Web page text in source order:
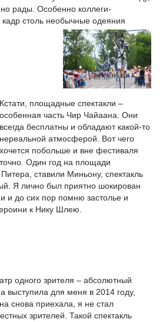
рады. Особенно коллеги-
столь необычные одеяния
Кстати, площадные спектакли –
особенная часть Чир Чайаана. Они
всегда бесплатны и обладают какой-то
нереальной атмосферой. Вот чего
хочется побольше и вне фестиваля
точно. Один год на площади
ставили Миньону, спектакль
Я лично был приятно шокирован
и до сих пор помню застолье и
к Нику Шлею.
одного зрителя – абсолютный
выступила для меня в 2014 году,
снова приехала, я не стал
зрителей. Такой спектакль